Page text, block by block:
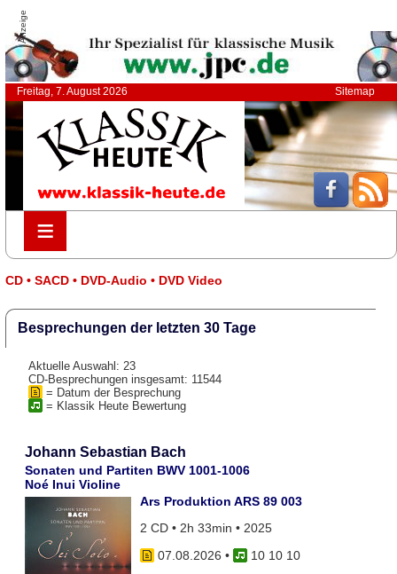
Anzeige
Freitag, 7. August 2026 Sitemap
≡
≡
CD • SACD • DVD-Audio • DVD Video
Besprechungen der letzten 30 Tage
Aktuelle Auswahl: 23
CD-Besprechungen insgesamt: 11544
= Datum der Besprechung
= Klassik Heute Bewertung
Johann Sebastian Bach
Sonaten und Partiten BWV 1001-1006
Noé Inui Violine
Ars Produktion ARS 89 003
2 CD • 2h 33min • 2025
07.08.2026 •
10 10 10